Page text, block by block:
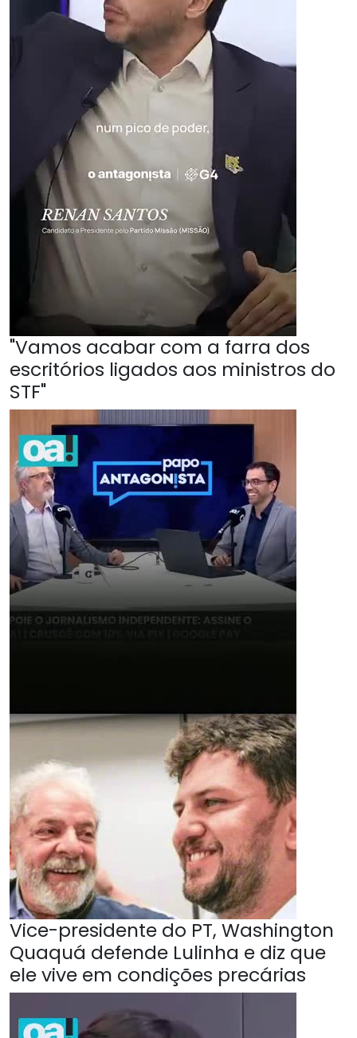
"Vamos acabar com a farra dos
escritórios ligados aos ministros do
STF"
Vice-presidente do PT, Washington
Quaquá defende Lulinha e diz que
ele vive em condições precárias